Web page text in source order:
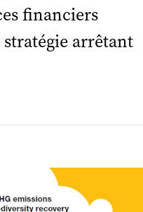
financiers
arrêtant